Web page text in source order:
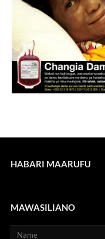
HABARI MAARUFU
MAWASILIANO